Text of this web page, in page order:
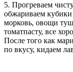
5. Прогреваем
обжариваем кубики
морковь, овощи
томатпасту, все
После того как
по вкусу, кидаем